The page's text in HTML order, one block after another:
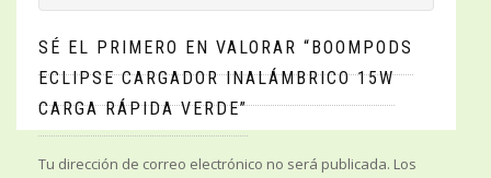
SÉ EL PRIMERO EN VALORAR “BOOMPODS
ECLIPSE CARGADOR INALÁMBRICO 15W
CARGA RÁPIDA VERDE”
Tu dirección de correo electrónico no será publicada. Los